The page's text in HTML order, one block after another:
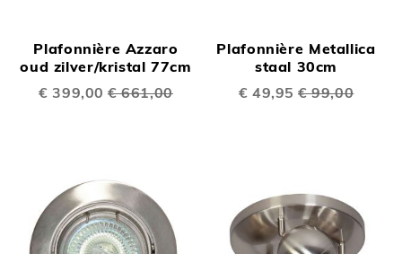
Plafonnière Azzaro
oud zilver/kristal 77cm
Speciale
€ 399,00 € 661,00
Plafonnière Metallica
staal 30cm
Speciale
€ 49,95 € 99,00